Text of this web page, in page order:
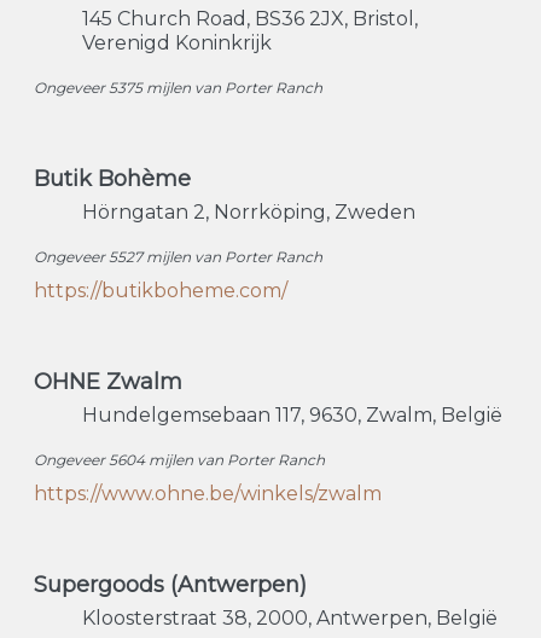
145 Church Road BS36 2JX Bristol
Verenigd Koninkrijk
Ongeveer 5375 mijlen van Porter Ranch
Butik Bohème
Hörngatan 2 Norrköping Zweden
Ongeveer 5527 mijlen van Porter Ranch
https://butikboheme.com/
OHNE Zwalm
Hundelgemsebaan 117 9630 Zwalm België
Ongeveer 5604 mijlen van Porter Ranch
https://www.ohne.be/winkels/zwalm
Supergoods (Antwerpen)
Kloosterstraat 38 2000 Antwerpen België